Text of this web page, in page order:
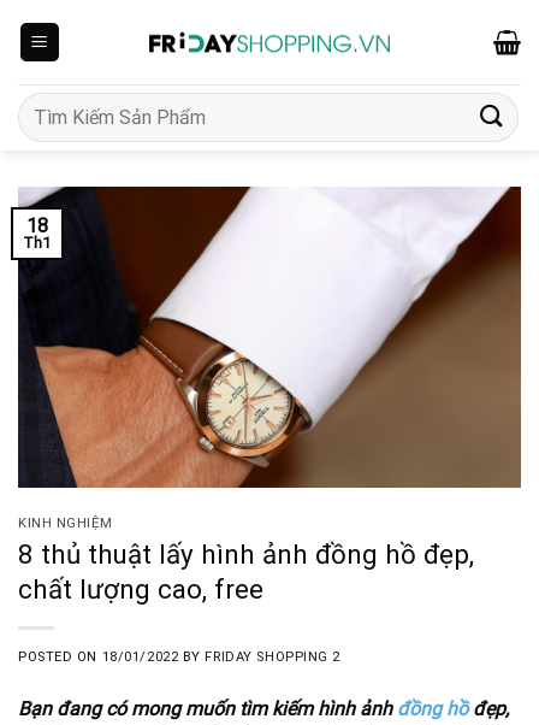
Tìm
kiếm:
18
Th1
KINH NGHIỆM
8 thủ thuật lấy hình ảnh đồng hồ đẹp,
chất lượng cao, free
POSTED ON 18/01/2022 BY FRIDAY SHOPPING 2
Bạn đang có mong muốn tìm kiếm hình ảnh đồng hồđẹp,